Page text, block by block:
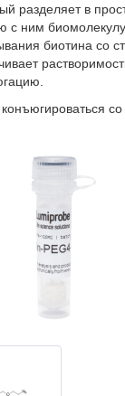
разделяет в
с ним
биотина со